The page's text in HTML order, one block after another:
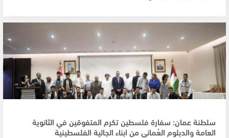
سلطنة عمان: سفارة فلسطين تكرم المتفوقين في الثانوية
العامة والدبلوم العُماني من ابناء الجالية الفلسطينية